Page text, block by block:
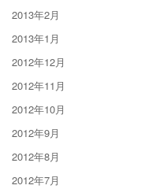
2013年2月
2013年1月
2012年12月
2012年11月
2012年10月
2012年9月
2012年8月
2012年7月